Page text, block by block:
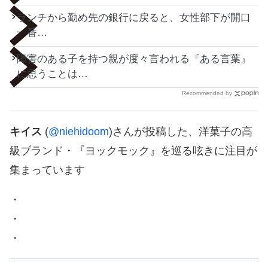
ランチから勤め先の銀行に戻ると、女性部下が開口
一番…
障害のある子を持つ親が度々言われる『ある言葉』
に思うことは…
Recommended by
キイス (@niehidoom)さんが投稿した、洋菓子の高
級ブランド・『ヨックモック』を巡る呟きに注目が
集まっています
・
・
・